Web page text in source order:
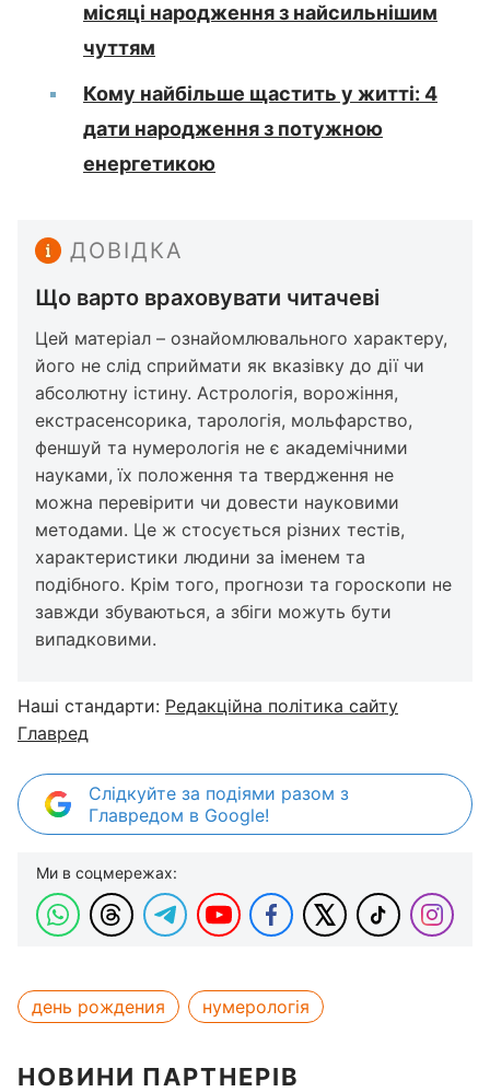
місяці народження з найсильнішим
чуттям
Кому найбільше щастить у житті: 4
дати народження з потужною
енергетикою
ДОВІДКА
Що варто враховувати читачеві
Цей матеріал – ознайомлювального характеру,
його не слід сприймати як вказівку до дії чи
абсолютну істину. Астрологія, ворожіння,
екстрасенсорика, тарологія, мольфарство,
феншуй та нумерологія не є академічними
науками, їх положення та твердження не
можна перевірити чи довести науковими
методами. Це ж стосується різних тестів,
характеристики людини за іменем та
подібного. Крім того, прогнози та гороскопи не
завжди збуваються, а збіги можуть бути
випадковими.
Наші стандарти: Редакційна політика сайту
Главред
Слідкуйте за подіями разом з
Главредом в Google!
Ми в соцмережах:
день рождения нумерологія
НОВИНИ ПАРТНЕРІВ